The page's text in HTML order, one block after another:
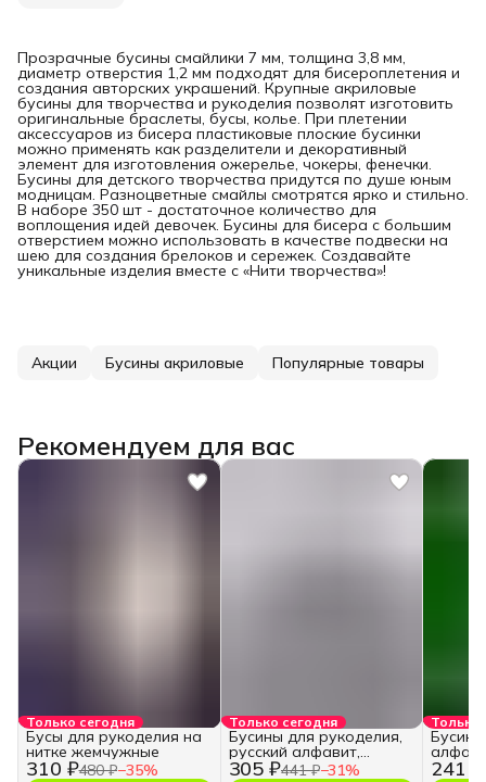
Прозрачные бусины смайлики 7 мм, толщина 3,8 мм,
диаметр отверстия 1,2 мм подходят для бисероплетения и
создания авторских украшений. Крупные акриловые
бусины для творчества и рукоделия позволят изготовить
оригинальные браслеты, бусы, колье. При плетении
аксессуаров из бисера пластиковые плоские бусинки
можно применять как разделители и декоративный
элемент для изготовления ожерелье, чокеры, фенечки.
Бусины для детского творчества придутся по душе юным
модницам. Разноцветные смайлы смотрятся ярко и стильно.
В наборе 350 шт - достаточное количество для
воплощения идей девочек. Бусины для бисера с большим
отверстием можно использовать в качестве подвески на
шею для создания брелоков и сережек. Создавайте
уникальные изделия вместе с «Нити творчества»!
Акции Бусины акриловые Популярные товары
Рекомендуем для вас
Только сегодня
310 ₽480 ₽−35%
Бусы для рукоделия на
нитке жемчужные
Только сегодня
305 ₽441 ₽−31%
Бусины для рукоделия,
русский алфавит,
кубики
Только
241 ₽